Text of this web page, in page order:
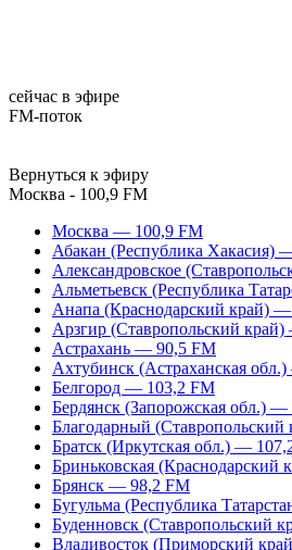
сейчас в эфире
FM-поток
Вернуться к эфиру
Москва - 100,9 FM
Москва — 100,9 FM
Абакан (Республика Хакасия)
Александровское
Альметьевск (Республика
Анапа (Краснодарский край)
Арзгир (Ставропольский
Астрахань — 90,5 FM
Ахтубинск (Астраханская
Белгород — 103,2 FM
Бердянск (Запорожская обл.)
Благодарный
Братск (Иркутская обл.) —
Бриньковская (Краснодарский
Брянск — 98,2 FM
Бугульма (Республика
Буденновск (Ставропольский
Владивосток (Приморский